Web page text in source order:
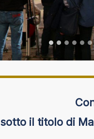
sotto il titolo di